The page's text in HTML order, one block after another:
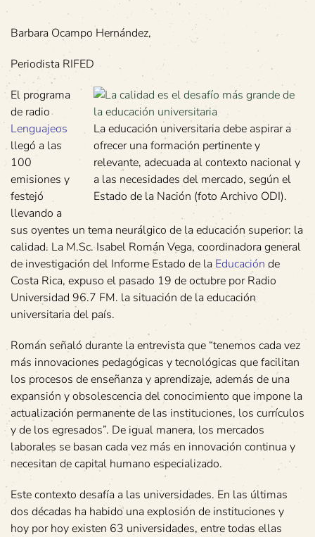
Barbara Ocampo Hernández,
Periodista RIFED
La educación universitaria debe aspirar a
ofrecer una formación pertinente y
relevante, adecuada al contexto nacional y
a las necesidades del mercado, según el
Estado de la Nación (foto Archivo ODI).
El programa
de radio
Lenguajeos
llegó a las
100
emisiones y
festejó
llevando a
sus oyentes un tema neurálgico de la educación superior: la
calidad. La M.Sc. Isabel Román Vega, coordinadora general
de investigación del Informe Estado de la Educación de
Costa Rica, expuso el pasado 19 de octubre por Radio
Universidad 96.7 FM. la situación de la educación
universitaria del país.
Román señaló durante la entrevista que “tenemos cada vez
más innovaciones pedagógicas y tecnológicas que facilitan
los procesos de enseñanza y aprendizaje, además de una
expansión y obsolescencia del conocimiento que impone la
actualización permanente de las instituciones, los currículos
y de los egresados”. De igual manera, los mercados
laborales se basan cada vez más en innovación continua y
necesitan de capital humano especializado.
Este contexto desafía a las universidades. En las últimas
dos décadas ha habido una explosión de instituciones y
hoy por hoy existen 63 universidades, entre todas ellas